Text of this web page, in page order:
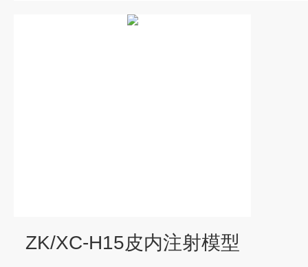
ZK/XC-H15皮内注射模型